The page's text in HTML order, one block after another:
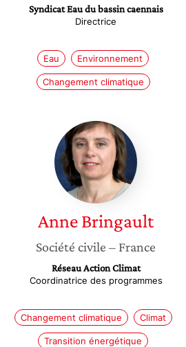
Syndicat Eau du bassin caennais
Directrice
Eau Environnement
Changement climatique
Anne
Bringault
AnneBringault
Société civile – France
Réseau Action Climat
Coordinatrice des programmes
Changement climatique Climat
Transition énergétique